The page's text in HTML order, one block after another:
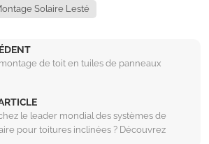
Solaire Lesté
de toit en tuiles de panneaux
le leader mondial des systèmes de
pour toitures inclinées ? Découvrez